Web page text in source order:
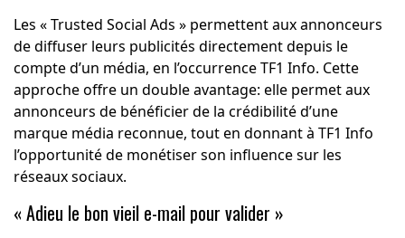
Les « Trusted Social Ads » permettent aux annonceurs
de diffuser leurs publicités directement depuis le
compte d’un média, en l’occurrence TF1 Info. Cette
approche offre un double avantage: elle permet aux
annonceurs de bénéficier de la crédibilité d’une
marque média reconnue, tout en donnant à TF1 Info
l’opportunité de monétiser son influence sur les
réseaux sociaux.
« Adieu le bon vieil e-mail pour valider »